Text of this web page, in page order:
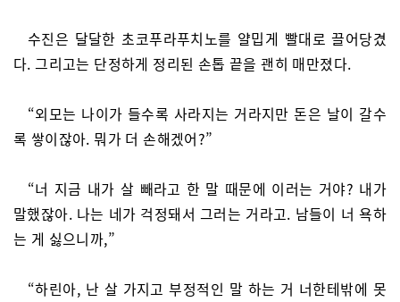
수진은 달달한 초코푸라푸치노를 얄밉게 빨대로 끌어당겼
다. 그리고는 단정하게 정리된 손톱 끝을 괜히 매만졌다.
“외모는 나이가 들수록 사라지는 거라지만 돈은 날이 갈수
록 쌓이잖아. 뭐가 더 손해겠어?”
“너 지금 내가 살 빼라고 한 말 때문에 이러는 거야? 내가
말했잖아. 나는 네가 걱정돼서 그러는 거라고. 남들이 너 욕하
는 게 싫으니까,”
“하린아, 난 살 가지고 부정적인 말 하는 거 너한테밖에 못